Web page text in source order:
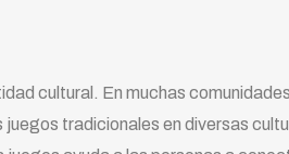
cultural. En muchas
tradicionales en diversas